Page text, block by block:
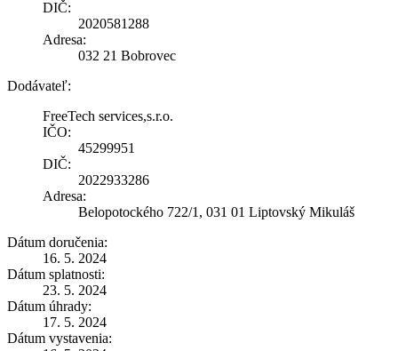
DIČ:
2020581288
Adresa:
032 21 Bobrovec
Dodávateľ:
FreeTech services,s.r.o.
IČO:
45299951
DIČ:
2022933286
Adresa:
Belopotockého 722/1, 031 01 Liptovský Mikuláš
Dátum doručenia:
16. 5. 2024
Dátum splatnosti:
23. 5. 2024
Dátum úhrady:
17. 5. 2024
Dátum vystavenia: